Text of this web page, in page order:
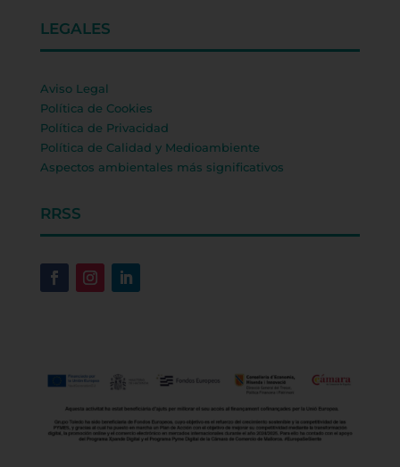
LEGALES
Aviso Legal
Política de Cookies
Política de Privacidad
Política de Calidad y Medioambiente
Aspectos ambientales más significativos
RRSS